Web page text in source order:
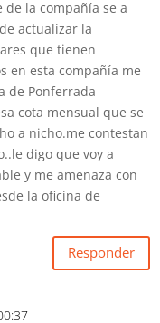
la compañía se a
actualizar la
que tienen
en esta compañía me
de Ponferrada
cota mensual que se
a nicho.me contestan
digo que voy a
y me amenaza con
la oficina de
Responder